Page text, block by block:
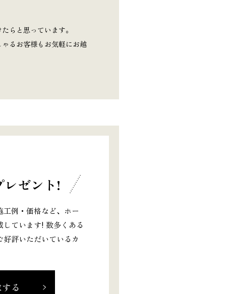
らと思っています。
るお客様もお気軽にお越
レゼント!
例・価格など、ホー
ています! 数多くある
評いただいているカ
る